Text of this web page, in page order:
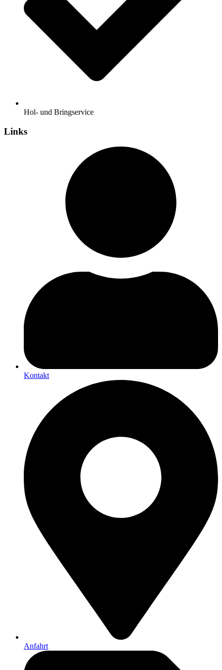
Hol- und Bringservice
Links
Kontakt
Anfahrt